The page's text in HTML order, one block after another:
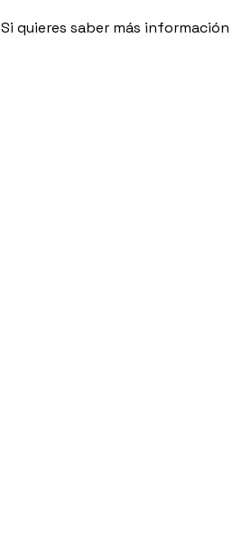
quieres saber más información